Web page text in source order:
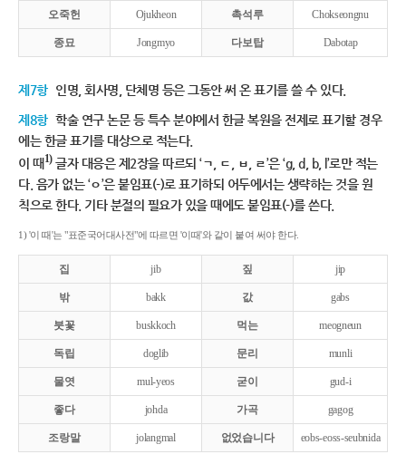
오죽헌 Ojukheon 촉석루 Chokseongnu
종묘 Jongmyo 다보탑 Dabotap
제7항 인명, 회사명, 단체명 등은 그동안 써 온 표기를 쓸 수 있다.
제8항 학술 연구 논문 등 특수 분야에서 한글 복원을 전제로 표기할 경우
에는 한글 표기를 대상으로 적는다.
이 때1)글자 대응은 제2장을 따르되 ‘ㄱ, ㄷ, ㅂ, ㄹ’은 ‘g, d, b, l’로만 적는
다. 음가 없는 ‘ㅇ’은 붙임표(-)로 표기하되 어두에서는 생략하는 것을 원
칙으로 한다. 기타 분절의 필요가 있을 때에도 붙임표(-)를 쓴다.
1) '이 때'는 "표준국어대사전"에 따르면 '이때'와 같이 붙여 써야 한다.
집 jib 짚 jip
밖 bakk 값 gabs
붓꽃 buskkoch 먹는 meogneun
독립 doglib 문리 munli
물엿 mul-yeos 굳이 gud-i
좋다 johda 가곡 gagog
조랑말 jolangmal 없었습니다 eobs-eoss-seubnida